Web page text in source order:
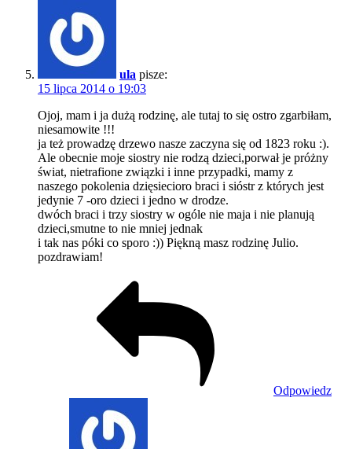
ula pisze:
15 lipca 2014 o 19:03
Ojoj, mam i ja dużą rodzinę, ale tutaj to się ostro zgarbiłam,
niesamowite !!!
ja też prowadzę drzewo nasze zaczyna się od 1823 roku :).
Ale obecnie moje siostry nie rodzą dzieci,porwał je próżny
świat, nietrafione związki i inne przypadki, mamy z
naszego pokolenia dzięsiecioro braci i sióstr z których jest
jedynie 7 -oro dzieci i jedno w drodze.
dwóch braci i trzy siostry w ogóle nie maja i nie planują
dzieci,smutne to nie mniej jednak
i tak nas póki co sporo :)) Piękną masz rodzinę Julio.
pozdrawiam!
Odpowiedz